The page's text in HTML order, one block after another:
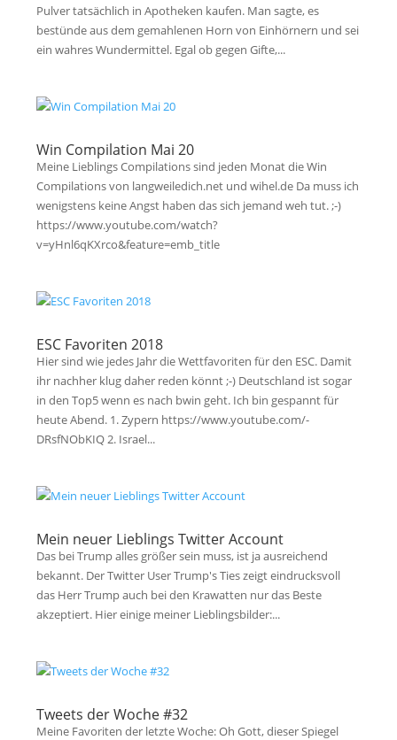
Pulver tatsächlich in Apotheken kaufen. Man sagte, es
bestünde aus dem gemahlenen Horn von Einhörnern und sei
ein wahres Wundermittel. Egal ob gegen Gifte,...
Win Compilation Mai 20
Meine Lieblings Compilations sind jeden Monat die Win
Compilations von langweiledich.net und wihel.de Da muss ich
wenigstens keine Angst haben das sich jemand weh tut. ;-)
https://www.youtube.com/watch?
v=yHnl6qKXrco&feature=emb_title
ESC Favoriten 2018
Hier sind wie jedes Jahr die Wettfavoriten für den ESC. Damit
ihr nachher klug daher reden könnt ;-) Deutschland ist sogar
in den Top5 wenn es nach bwin geht. Ich bin gespannt für
heute Abend. 1. Zypern https://www.youtube.com/-
DRsfNObKIQ 2. Israel...
Mein neuer Lieblings Twitter Account
Das bei Trump alles größer sein muss, ist ja ausreichend
bekannt. Der Twitter User Trump's Ties zeigt eindrucksvoll
das Herr Trump auch bei den Krawatten nur das Beste
akzeptiert. Hier einige meiner Lieblingsbilder:...
Tweets der Woche #32
Meine Favoriten der letzte Woche: Oh Gott, dieser Spiegel